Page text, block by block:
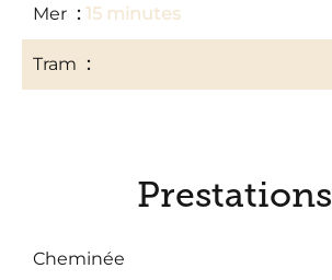
Mer 15 minutes
Tram
Prestations
Cheminée